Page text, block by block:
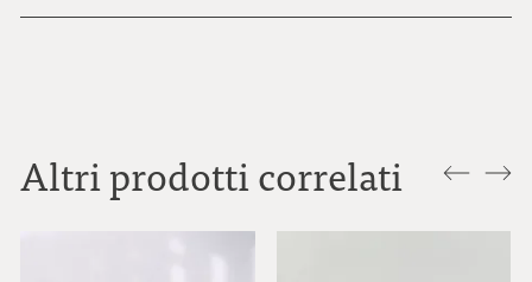
Altri prodotti correlati